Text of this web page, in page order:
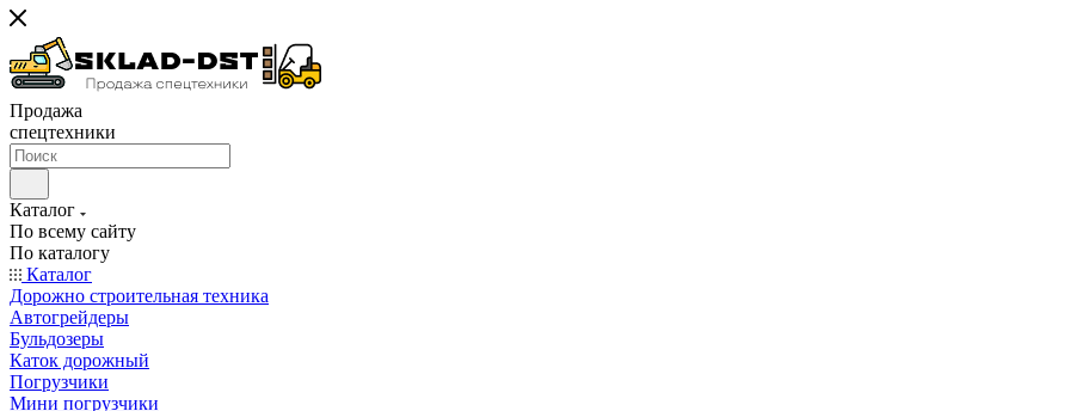
Продажа
спецтехники
Каталог
По всему сайту
По каталогу
Каталог
Дорожно строительная техника
Автогрейдеры
Бульдозеры
Каток дорожный
Погрузчики
Мини погрузчики